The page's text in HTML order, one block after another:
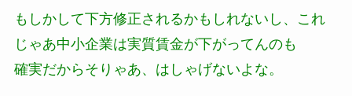
もしかして下方修正されるかもしれないし、これ
じゃあ中小企業は実質賃金が下がってんのも
確実だからそりゃあ、はしゃげないよな。